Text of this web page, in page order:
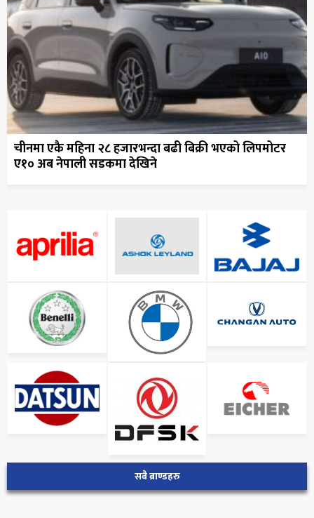
चीनमा एकै महिना २८ हजारभन्दा बढी बिक्री भएको लिपमोटर
ए१० अब नेपाली सडकमा देखिने
सबै ब्राण्डहरु